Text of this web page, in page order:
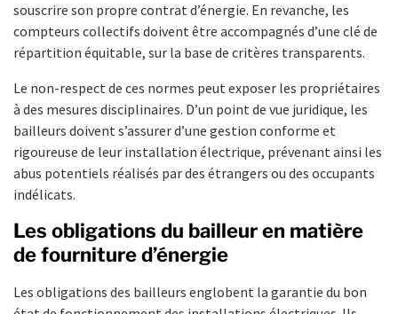
souscrire son propre contrat d’énergie. En revanche, les
compteurs collectifs doivent être accompagnés d’une clé de
répartition équitable, sur la base de critères transparents.
Le non-respect de ces normes peut exposer les propriétaires
à des mesures disciplinaires. D’un point de vue juridique, les
bailleurs doivent s’assurer d’une gestion conforme et
rigoureuse de leur installation électrique, prévenant ainsi les
abus potentiels réalisés par des étrangers ou des occupants
indélicats.
Les obligations du bailleur en matière
de fourniture d’énergie
Les obligations des bailleurs englobent la garantie du bon